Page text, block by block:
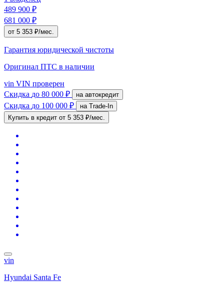
489 900 ₽
681 000 ₽
от 5 353 ₽/мес.
Гарантия юридической чистоты
Оригинал ПТС в наличии
vin VIN проверен
Скидка до 80 000 ₽ на автокредит
Скидка до 100 000 ₽
на Trade-In
Купить в кредит от 5 353 ₽/мес.
vin
Hyundai Santa Fe